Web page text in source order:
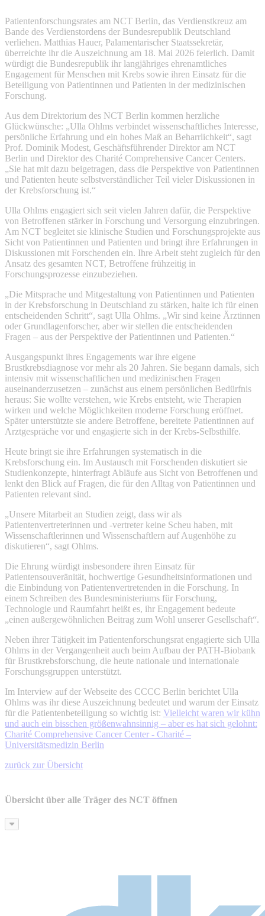
Patientenforschungsrates am NCT Berlin, das Verdienstkreuz am
Bande des Verdienstordens der Bundesrepublik Deutschland
verliehen. Matthias Hauer, Palamentarischer Staatssekretär,
überreichte ihr die Auszeichnung am 18. Mai 2026 feierlich. Damit
würdigt die Bundesrepublik ihr langjähriges ehrenamtliches
Engagement für Menschen mit Krebs sowie ihren Einsatz für die
Beteiligung von Patientinnen und Patienten in der medizinischen
Forschung.
Aus dem Direktorium des NCT Berlin kommen herzliche
Glückwünsche: „Ulla Ohlms verbindet wissenschaftliches Interesse,
persönliche Erfahrung und ein hohes Maß an Beharrlichkeit“, sagt
Prof. Dominik Modest, Geschäftsführender Direktor am NCT
Berlin und Direktor des Charité Comprehensive Cancer Centers.
„Sie hat mit dazu beigetragen, dass die Perspektive von Patientinnen
und Patienten heute selbstverständlicher Teil vieler Diskussionen in
der Krebsforschung ist.“
Ulla Ohlms engagiert sich seit vielen Jahren dafür, die Perspektive
von Betroffenen stärker in Forschung und Versorgung einzubringen.
Am NCT begleitet sie klinische Studien und Forschungsprojekte aus
Sicht von Patientinnen und Patienten und bringt ihre Erfahrungen in
Diskussionen mit Forschenden ein. Ihre Arbeit steht zugleich für den
Ansatz des gesamten NCT, Betroffene frühzeitig in
Forschungsprozesse einzubeziehen.
„Die Mitsprache und Mitgestaltung von Patientinnen und Patienten
in der Krebsforschung in Deutschland zu stärken, halte ich für einen
entscheidenden Schritt“, sagt Ulla Ohlms. „Wir sind keine Ärztinnen
oder Grundlagenforscher, aber wir stellen die entscheidenden
Fragen – aus der Perspektive der Patientinnen und Patienten.“
Ausgangspunkt ihres Engagements war ihre eigene
Brustkrebsdiagnose vor mehr als 20 Jahren. Sie begann damals, sich
intensiv mit wissenschaftlichen und medizinischen Fragen
auseinanderzusetzen – zunächst aus einem persönlichen Bedürfnis
heraus: Sie wollte verstehen, wie Krebs entsteht, wie Therapien
wirken und welche Möglichkeiten moderne Forschung eröffnet.
Später unterstützte sie andere Betroffene, bereitete Patientinnen auf
Arztgespräche vor und engagierte sich in der Krebs-Selbsthilfe.
Heute bringt sie ihre Erfahrungen systematisch in die
Krebsforschung ein. Im Austausch mit Forschenden diskutiert sie
Studienkonzepte, hinterfragt Abläufe aus Sicht von Betroffenen und
lenkt den Blick auf Fragen, die für den Alltag von Patientinnen und
Patienten relevant sind.
„Unsere Mitarbeit an Studien zeigt, dass wir als
Patientenvertreterinnen und -vertreter keine Scheu haben, mit
Wissenschaftlerinnen und Wissenschaftlern auf Augenhöhe zu
diskutieren“, sagt Ohlms.
Die Ehrung würdigt insbesondere ihren Einsatz für
Patientensouveränität, hochwertige Gesundheitsinformationen und
die Einbindung von Patientenvertretenden in die Forschung. In
einem Schreiben des Bundesministeriums für Forschung,
Technologie und Raumfahrt heißt es, ihr Engagement bedeute
„einen außergewöhnlichen Beitrag zum Wohl unserer Gesellschaft“.
Neben ihrer Tätigkeit im Patientenforschungsrat engagierte sich Ulla
Ohlms in der Vergangenheit auch beim Aufbau der PATH-Biobank
für Brustkrebsforschung, die heute nationale und internationale
Forschungsgruppen unterstützt.
Im Interview auf der Webseite des CCCC Berlin berichtet Ulla
Ohlms was ihr diese Auszeichnung bedeutet und warum der Einsatz
für die Patientenbeteiligung so wichtig ist: Vielleicht waren wir kühn
und auch ein bisschen größenwahnsinnig – aber es hat sich gelohnt:
Charité Comprehensive Cancer Center - Charité –
Universitätsmedizin Berlin
zurück zur Übersicht
Übersicht über alle Träger des NCT öffnen